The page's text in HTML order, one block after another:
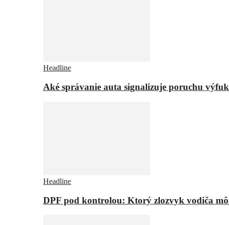
Headline
Aké správanie auta signalizuje poruchu
Headline
DPF pod kontrolou: Ktorý zlozvyk vodiča